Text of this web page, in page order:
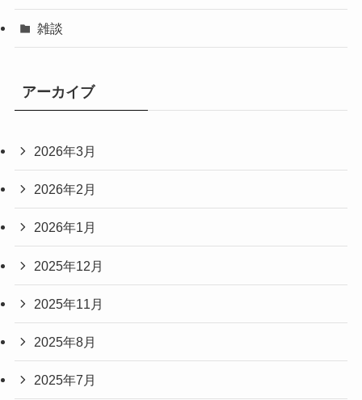
雑談
アーカイブ
2026年3月
2026年2月
2026年1月
2025年12月
2025年11月
2025年8月
2025年7月